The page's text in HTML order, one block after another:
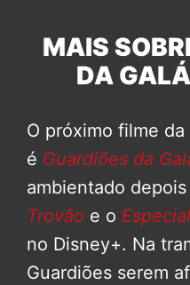
MAIS
DA
O próximo filme
é Guardiões da
ambientado
Trovão e o
no Disney+. Na
Guardiões serem